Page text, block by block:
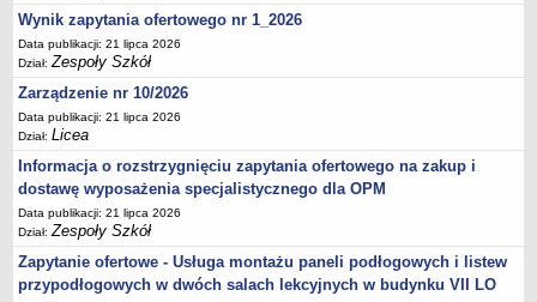
Wynik zapytania ofertowego nr 1_2026
Data publikacji: 21 lipca 2026
Dział:Zespoły Szkół
Zarządzenie nr 10/2026
Data publikacji: 21 lipca 2026
Dział:Licea
Informacja o rozstrzygnięciu zapytania ofertowego na zakup i
dostawę wyposażenia specjalistycznego dla OPM
Data publikacji: 21 lipca 2026
Dział:Zespoły Szkół
Zapytanie ofertowe - Usługa montażu paneli podłogowych i listew
przypodłogowych w dwóch salach lekcyjnych w budynku VII LO